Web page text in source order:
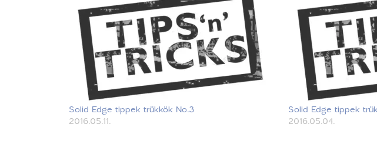
Solid Edge tippek trükkök No.3
2016.05.11.
Solid Edge tippek
2016.05.04.